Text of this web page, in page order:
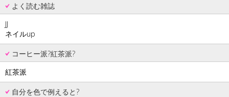
よく読む雑誌
JJ
ネイルup
コーヒー派?紅茶派?
紅茶派
自分を色で例えると?